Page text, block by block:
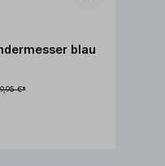
blau
€*